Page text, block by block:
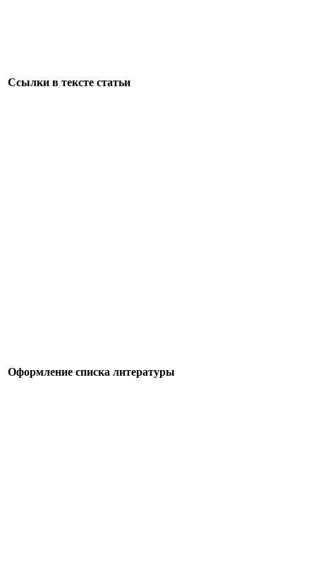
Ссылки в тексте статьи
Оформление списка литературы